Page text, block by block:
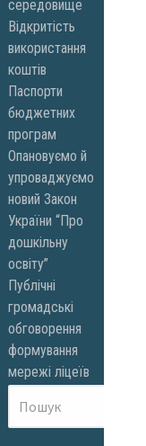
середовище
Відкритість
використання
коштів
Паспорти
бюджетних
програм
Опановуємо й
упроваджуємо
новий Закон
України “Про
дошкільну
освіту”
Публічні
громадські
обговорення
формування
мережі ліцеїв